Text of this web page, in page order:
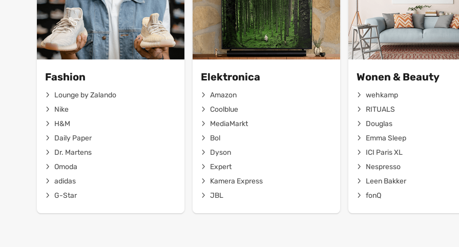
Fashion
Lounge by Zalando
Nike
H&M
Daily Paper
Dr. Martens
Omoda
adidas
G-Star
Elektronica
Amazon
Coolblue
MediaMarkt
Bol
Dyson
Expert
Kamera Express
JBL
Wonen & Beauty
wehkamp
RITUALS
Douglas
Emma Sleep
ICI Paris XL
Nespresso
Leen Bakker
fonQ